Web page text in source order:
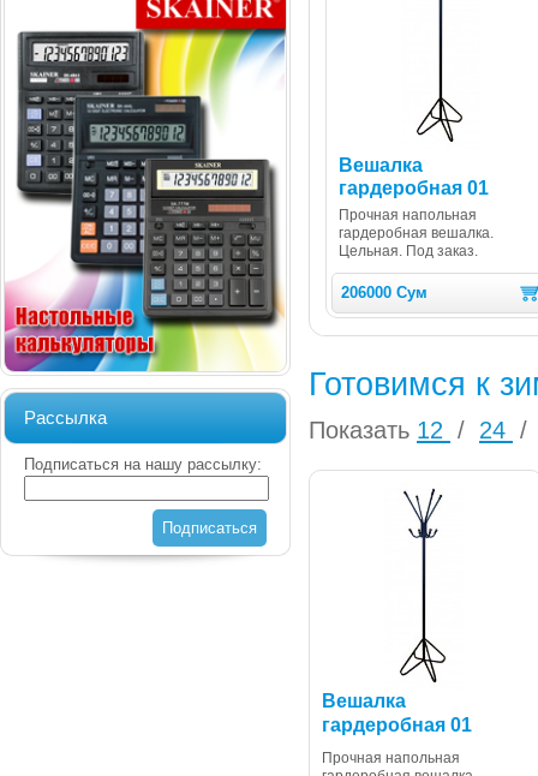
Рассылка
Подписаться на нашу рассылку:
Подписаться
Вешалка
гардеробная 01
Прочная напольная
гардеробная вешалка.
Цельная. Под заказ.
206000 Сум
Готовимся к
Показать 12 / 24 /
Вешалка
гардеробная 01
Прочная напольная